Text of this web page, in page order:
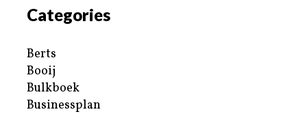
Categories
Berts
Booij
Bulkboek
Businessplan